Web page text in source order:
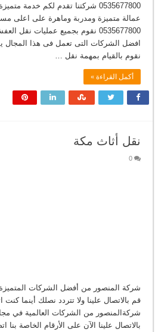
0535677800 شركتنا تقدم لكم
عمالة متميزة ومدربة وماهرة على اعلى
0535677800 نقوم بجميع عمليات
افضل الشركات التى تعمل فى هذا المجال
نقوم بالقيام بمهمة نقل …
أكمل القراءة »
نقل أثاث مكة
0
شركة المنصور من أفضل الشركات
شركةالمنصور من الشركات العالمية في
بالاتصال علينا الآن على الأرقام الخاصة بنا